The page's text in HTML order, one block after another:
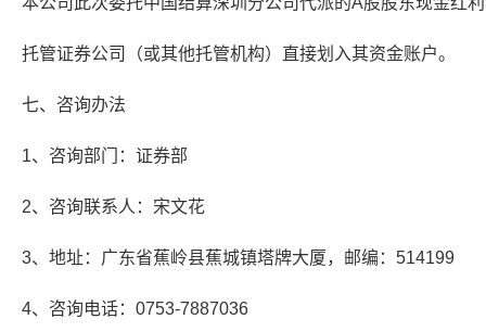
托管证券公司（或其他托管机构）直接划入其资金账户。
七、咨询办法
1、咨询部门：证券部
2、咨询联系人：宋文花
3、地址：广东省蕉岭县蕉城镇塔牌大厦，邮编：514199
4、咨询电话：0753-7887036